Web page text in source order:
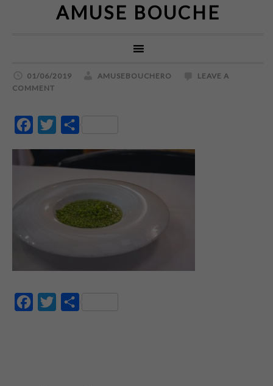
AMUSE BOUCHE
01/06/2019 AMUSEBOUCHERO
LEAVE A
COMMENT
FacebookTwitter
FacebookTwitter